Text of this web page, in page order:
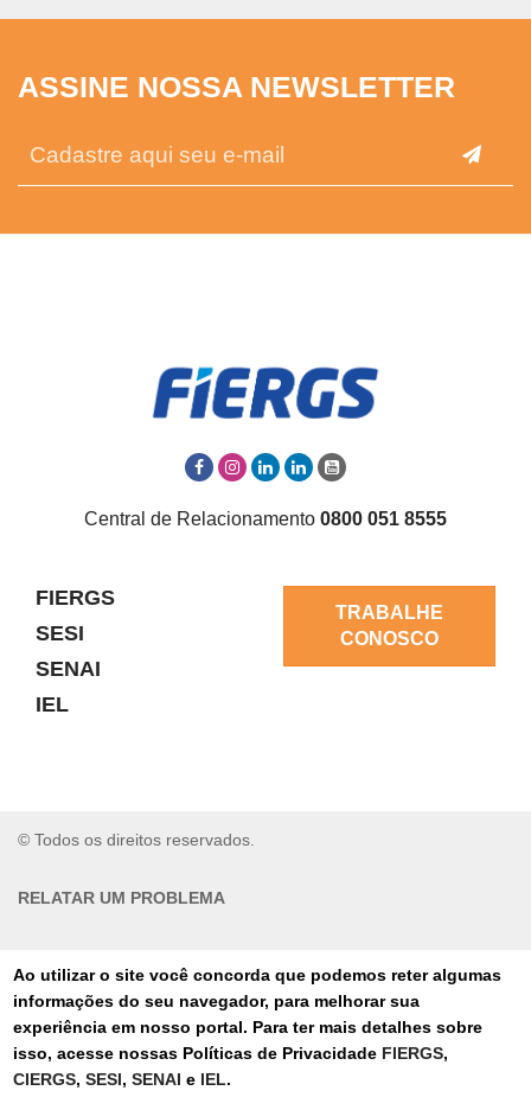
Ao utilizar o site você concorda que podemos reter algumas
informações do seu navegador, para melhorar sua
experiência em nosso portal. Para ter mais detalhes sobre
isso, acesse nossas Políticas de Privacidade FIERGS,
CIERGS,SESI,SENAIe IEL.
ASSINE NOSSA NEWSLETTER
Central de Relacionamento 0800 051 8555
FIERGS
SESI
SENAI
IEL
TRABALHE
CONOSCO
© Todos os direitos reservados.
RELATAR UM PROBLEMA
PORTAL DE COMPRAS
TERMOS DE USO